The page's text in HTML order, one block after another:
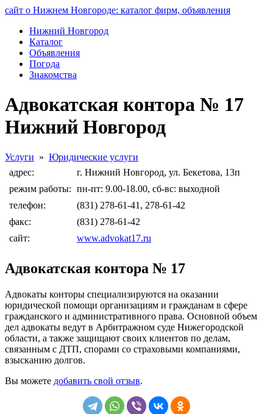
сайт о Нижнем Новгороде: каталог фирм, объявления
Нижний Новгород
Каталог
Объявления
Погода
Знакомства
Адвокатская контора № 17
Нижний Новгород
Услуги » Юридические услуги
адрес:
г. Нижний Новгород, ул. Бекетова, 13п
режим работы: пн-пт: 9.00-18.00, сб-вс: выходной
телефон:
(831) 278-61-41, 278-61-42
факс:
(831) 278-61-42
сайт:
www.advokat17.ru
Адвокатская контора № 17
Адвокаты конторы специализируются на оказании
юридической помощи организациям и гражданам в сфере
гражданского и административного права. Основной объем
дел адвокаты ведут в Арбитражном суде Нижегородской
области, а также защищают своих клиентов по делам,
связанным с ДТП, спорами со страховыми компаниями,
взысканию долгов.
Вы можете добавить свой отзыв.